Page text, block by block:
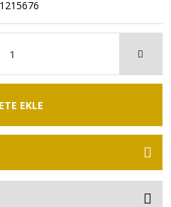
EKLE